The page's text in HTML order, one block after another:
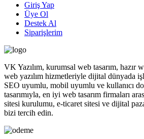
Giriş Yap
Üye Ol
Destek Al
Siparişlerim
VK Yazılım, kurumsal web tasarım, hazır
web yazılım hizmetleriyle dijital dünyada
SEO uyumlu, mobil uyumlu ve kullanıcı
tasarımıyla, en iyi web tasarım firmaları
sitesi kurulumu, e-ticaret sitesi ve dijital
bizi tercih edin.